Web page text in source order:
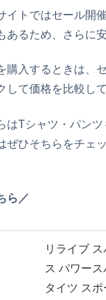
イトではセール開
あるため、さらに
購入するときは、
して価格を比較し
はTシャツ・パン
ぜひそちらをチェ
ら／
リライブ
ス パワー
タイツ ス